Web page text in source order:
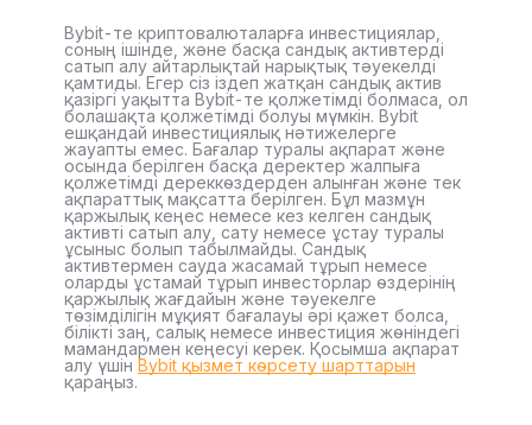
Bybit-те криптовалюталарға инвестициялар,
соның ішінде, және басқа сандық активтерді
сатып алу айтарлықтай нарықтық тәуекелді
қамтиды. Егер сіз іздеп жатқан сандық актив
қазіргі уақытта Bybit-те қолжетімді болмаса, ол
болашақта қолжетімді болуы мүмкін. Bybit
ешқандай инвестициялық нәтижелерге
жауапты емес. Бағалар туралы ақпарат және
осында берілген басқа деректер жалпыға
қолжетімді дереккөздерден алынған және тек
ақпараттық мақсатта берілген. Бұл мазмұн
қаржылық кеңес немесе кез келген сандық
активті сатып алу, сату немесе ұстау туралы
ұсыныс болып табылмайды. Сандық
активтермен сауда жасамай тұрып немесе
оларды ұстамай тұрып инвесторлар өздерінің
қаржылық жағдайын және тәуекелге
төзімділігін мұқият бағалауы әрі қажет болса,
білікті заң, салық немесе инвестиция жөніндегі
мамандармен кеңесуі керек. Қосымша ақпарат
алу үшін Bybit қызмет көрсету шарттарын
қараңыз.